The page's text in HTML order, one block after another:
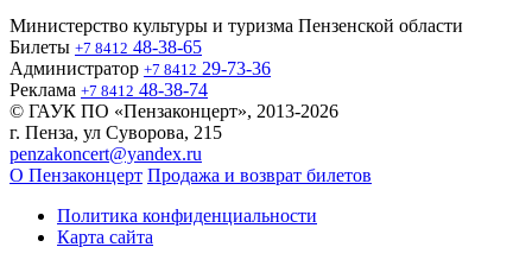
Министерство культуры и туризма Пензенской области
Билеты +7 8412 48-38-65
Администратор +7 8412 29-73-36
Реклама +7 8412 48-38-74
© ГАУК ПО «Пензаконцерт», 2013-2026
г. Пенза, ул Суворова, 215
penzakoncert@yandex.ru
О Пензаконцерт Продажа и возврат билетов
Политика конфиденциальности
Карта сайта